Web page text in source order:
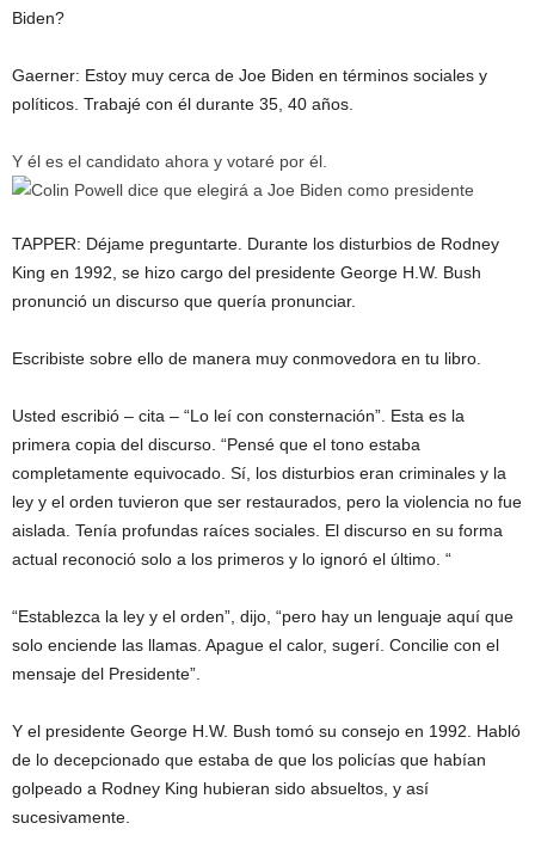
Biden?
Gaerner: Estoy muy cerca de Joe Biden en términos sociales y
políticos. Trabajé con él durante 35, 40 años.
Y él es el candidato ahora y votaré por él.
TAPPER: Déjame preguntarte. Durante los disturbios de Rodney
King en 1992, se hizo cargo del presidente George H.W. Bush
pronunció un discurso que quería pronunciar.
Escribiste sobre ello de manera muy conmovedora en tu libro.
Usted escribió – cita – “Lo leí con consternación”. Esta es la
primera copia del discurso. “Pensé que el tono estaba
completamente equivocado. Sí, los disturbios eran criminales y la
ley y el orden tuvieron que ser restaurados, pero la violencia no fue
aislada. Tenía profundas raíces sociales. El discurso en su forma
actual reconoció solo a los primeros y lo ignoró el último. “
“Establezca la ley y el orden”, dijo, “pero hay un lenguaje aquí que
solo enciende las llamas. Apague el calor, sugerí. Concilie con el
mensaje del Presidente”.
Y el presidente George H.W. Bush tomó su consejo en 1992. Habló
de lo decepcionado que estaba de que los policías que habían
golpeado a Rodney King hubieran sido absueltos, y así
sucesivamente.